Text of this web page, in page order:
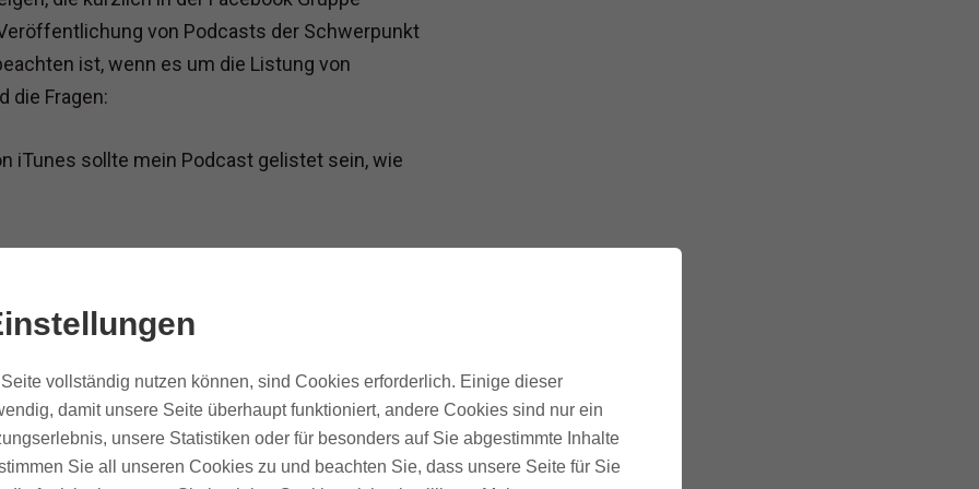
von Podcasts der Schwerpunkt
ist, wenn es um die Listung von
die Fragen:
iTunes sollte mein Podcast gelistet sein, wie
zu sein in allen möglichen Podcast-
auf iTunes fokussieren und wie sieht es
ein bisschen größer sind wie Stitcher oder
vollständig nutzen können, sind Cookies erforderlich. Einige dieser
damit unsere Seite überhaupt funktioniert, andere Cookies sind nur ein
unsere Statistiken oder für besonders auf Sie abgestimmte Inhalte
Sie all unseren Cookies zu und beachten Sie, dass unsere Seite für Sie